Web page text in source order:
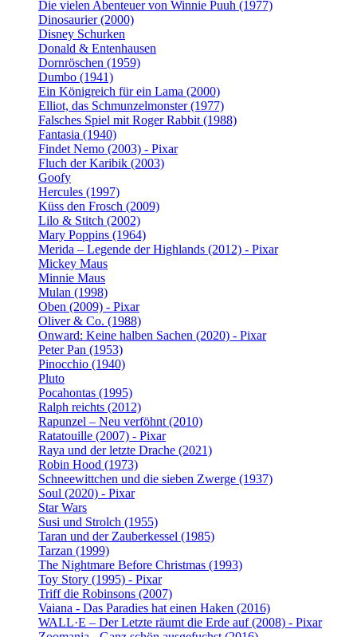
Die vielen Abenteuer von Winnie Puuh (1977)
Dinosaurier (2000)
Disney Schurken
Donald & Entenhausen
Dornröschen (1959)
Dumbo (1941)
Ein Königreich für ein Lama (2000)
Elliot, das Schmunzelmonster (1977)
Falsches Spiel mit Roger Rabbit (1988)
Fantasia (1940)
Findet Nemo (2003) - Pixar
Fluch der Karibik (2003)
Goofy
Hercules (1997)
Küss den Frosch (2009)
Lilo & Stitch (2002)
Mary Poppins (1964)
Merida – Legende der Highlands (2012) - Pixar
Mickey Maus
Minnie Maus
Mulan (1998)
Oben (2009) - Pixar
Oliver & Co. (1988)
Onward: Keine halben Sachen (2020) - Pixar
Peter Pan (1953)
Pinocchio (1940)
Pluto
Pocahontas (1995)
Ralph reichts (2012)
Rapunzel – Neu verföhnt (2010)
Ratatouille (2007) - Pixar
Raya und der letzte Drache (2021)
Robin Hood (1973)
Schneewittchen und die sieben Zwerge (1937)
Soul (2020) - Pixar
Star Wars
Susi und Strolch (1955)
Taran und der Zauberkessel (1985)
Tarzan (1999)
The Nightmare Before Christmas (1993)
Toy Story (1995) - Pixar
Triff die Robinsons (2007)
Vaiana - Das Paradies hat einen Haken (2016)
WALL·E – Der Letzte räumt die Erde auf (2008) - Pixar